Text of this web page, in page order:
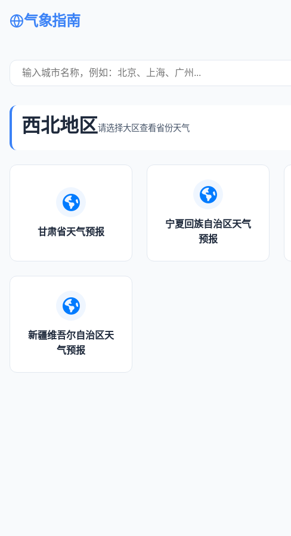
气象指南
西北地区请选择大区查看省份天气
甘肃省天气预报
宁夏回族自治区天气
预报
新疆维吾尔自治区天
气预报